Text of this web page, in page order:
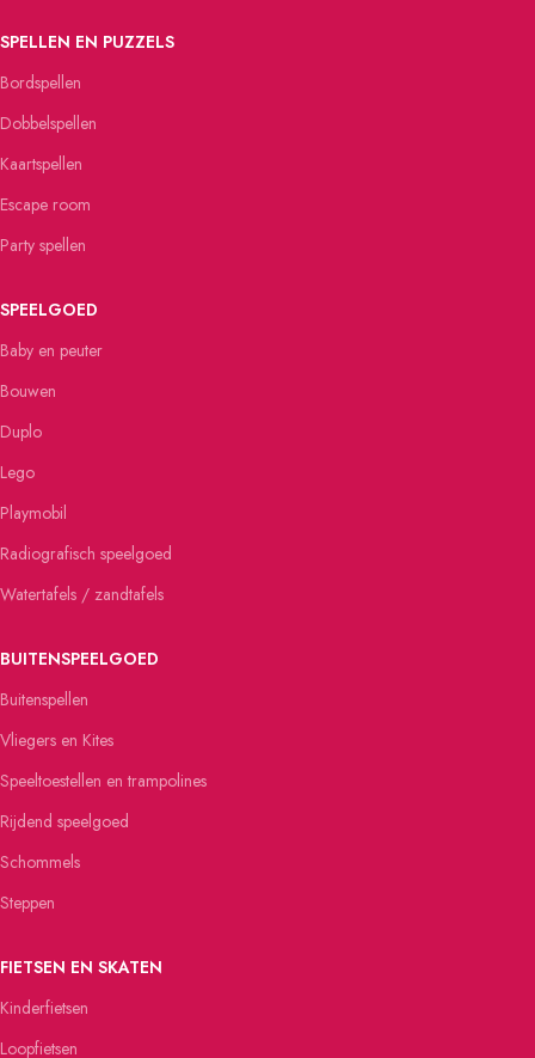
SPELLEN EN PUZZELS
Bordspellen
Dobbelspellen
Kaartspellen
Escape room
Party spellen
SPEELGOED
Baby en peuter
Bouwen
Duplo
Lego
Playmobil
Radiografisch speelgoed
Watertafels / zandtafels
BUITENSPEELGOED
Buitenspellen
Vliegers en Kites
Speeltoestellen en trampolines
Rijdend speelgoed
Schommels
Steppen
FIETSEN EN SKATEN
Kinderfietsen
Loopfietsen